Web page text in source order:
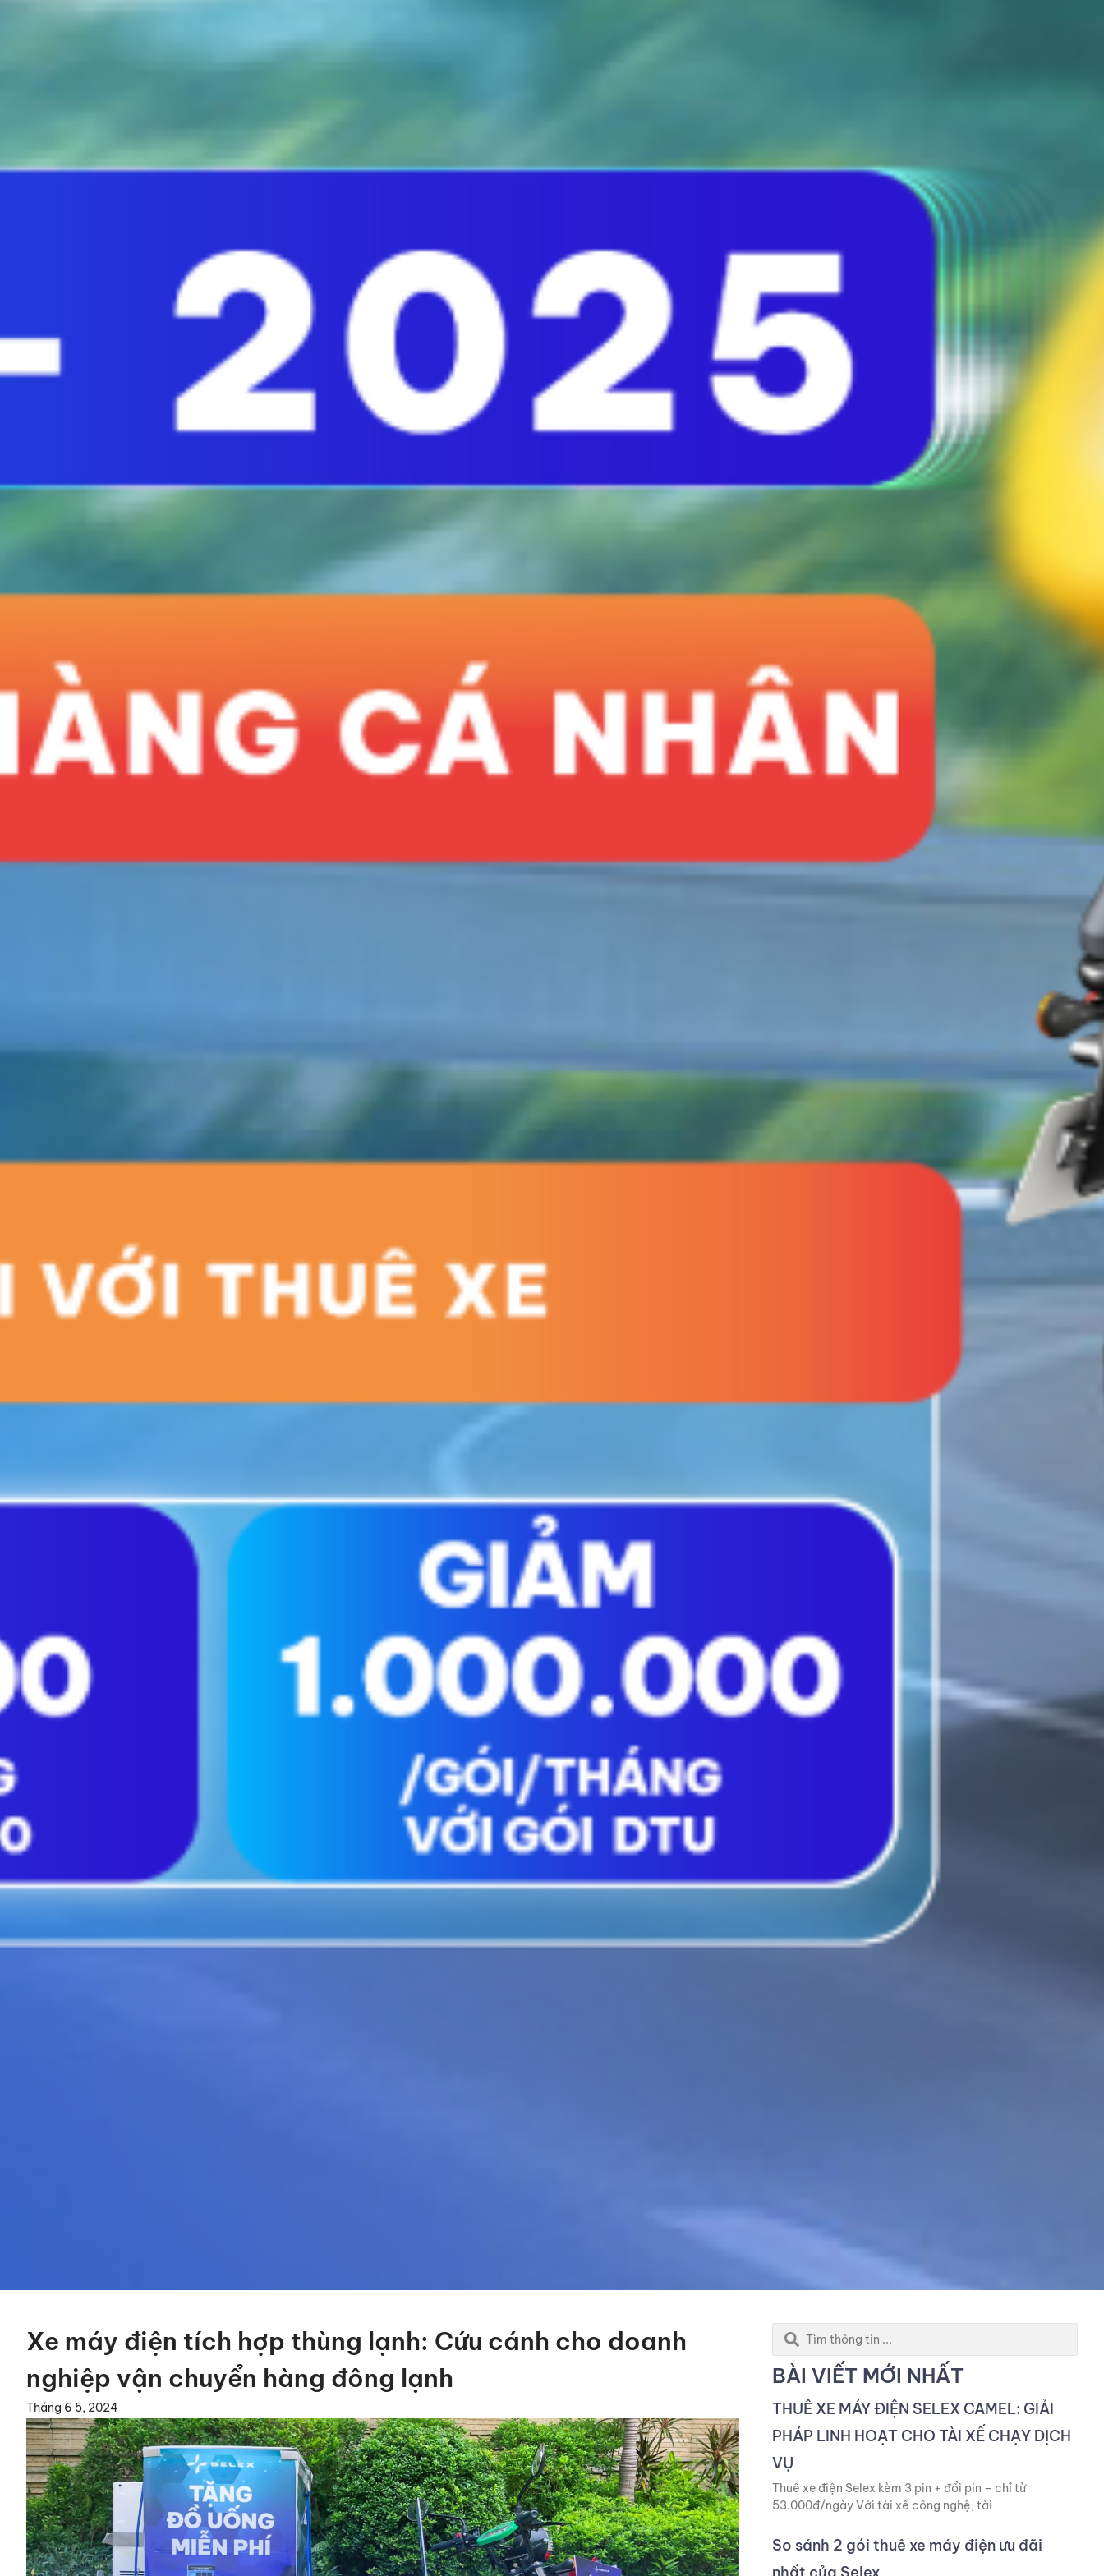
Xe máy điện tích hợp thùng lạnh: Cứu cánh cho doanh
nghiệp vận chuyển hàng đông lạnh
Tháng 6 5, 2024
Search
BÀI VIẾT MỚI NHẤT
THUÊ XE MÁY ĐIỆN SELEX CAMEL: GIẢI
PHÁP LINH HOẠT CHO TÀI XẾ CHẠY DỊCH
VỤ
Thuê xe điện Selex kèm 3 pin + đổi pin – chỉ từ
53.000đ/ngày Với tài xế công nghệ, tài
So sánh 2 gói thuê xe máy điện ưu đãi